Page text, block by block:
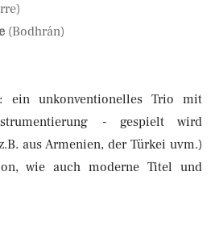
(Bodhrán)
unkonventionelles Trio mit
- gespielt wird
aus Armenien, der Türkei uvm.)
wie auch moderne Titel und